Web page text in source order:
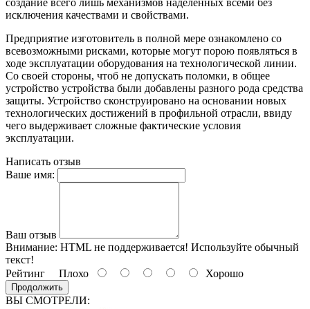
исключения качествами и свойствами.
Предприятие изготовитель в полной мере ознакомлено со
всевозможными рисками, которые могут порою появляться в
ходе эксплуатации оборудования на технологической линии.
Со своей стороны, чтоб не допускать поломки, в общее
устройство устройства были добавлены разного рода средства
защиты. Устройство сконструировано на основании новых
технологических достижений в профильной отрасли, ввиду
чего выдерживает сложные фактические условия
эксплуатации.
Написать отзыв
Ваше имя:
Ваш отзыв
Внимание: HTML не поддерживается! Используйте обычный
текст!
Рейтинг Плохо Хорошо
Продолжить
ВЫ СМОТРЕЛИ: